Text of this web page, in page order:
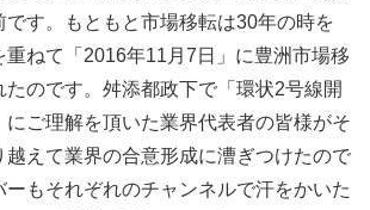
です。もともと市場移転は30年の時を
重ねて「2016年11月7日」に豊洲市場移
のです。舛添都政下で「環状2号線開
にご理解を頂いた業界代表者の皆様がそ
越えて業界の合意形成に漕ぎつけたので
もそれぞれのチャンネルで汗をかいた